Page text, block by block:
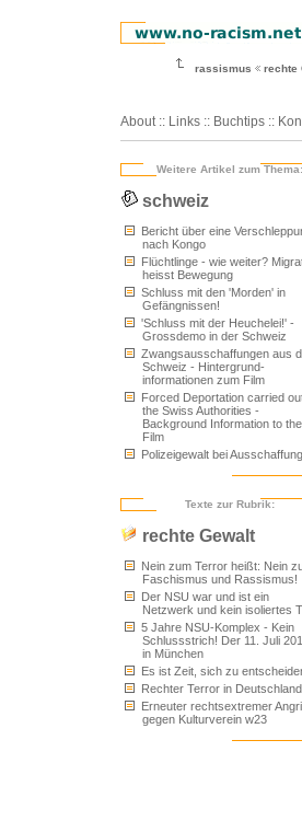
rassismus rechte
About :: Links :: Buchtips ::
Weitere Artikel zum Thema:
schweiz
Bericht über eine
nach Kongo
Flüchtlinge - wie weiter?
heisst Bewegung
Schluss mit den 'Morden' in
Gefängnissen!
'Schluss mit der Heuchelei!' -
Grossdemo in der Schweiz
Zwangsausschaffungen aus
Schweiz - Hintergrund-
informationen zum Film
Forced Deportation carried
the Swiss Authorities -
Background Information to the
Film
Polizeigewalt bei Ausschaffung
Texte zur Rubrik:
rechte Gewalt
Nein zum Terror heißt: Nein
Faschismus und Rassismus!
Der NSU war und ist ein
Netzwerk und kein isoliertes
5 Jahre NSU-Komplex - Kein
Schlussstrich! Der 11. Juli
in München
Es ist Zeit, sich zu
Rechter Terror in Deutschland
Erneuter rechtsextremer
gegen Kulturverein w23